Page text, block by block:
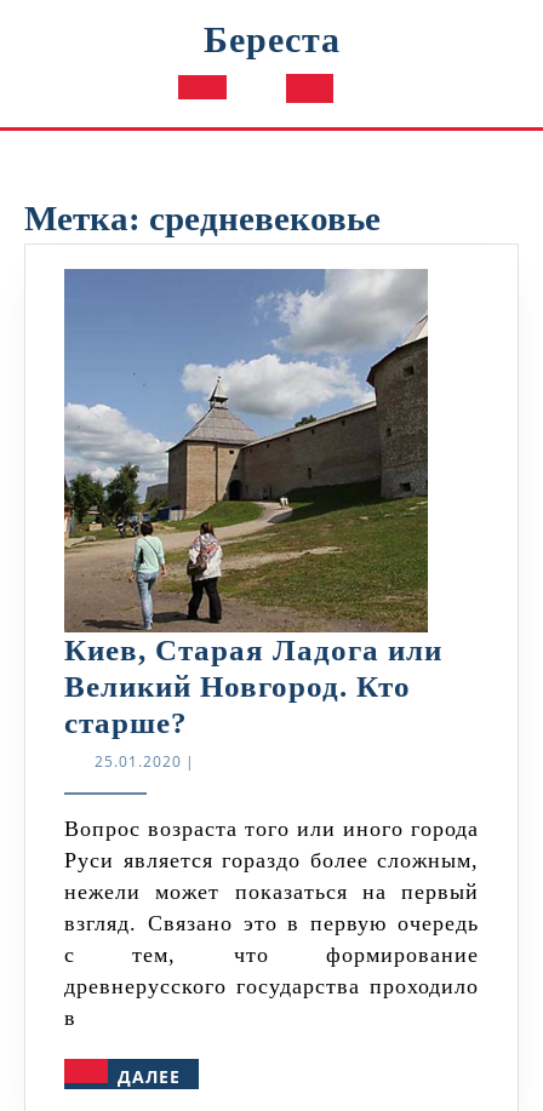
Береста
Кнопка
Метка: средневековье
Киев, Старая Ладога или
Великий Новгород. Кто
старше?
Старая
или
Великий
Новгород.
Кто
старше?
25.01.2020 25.01.2020
|
Вопрос возраста того или иного города
Руси является гораздо более сложным,
нежели может показаться на первый
взгляд. Связано это в первую очередь
с тем, что формирование
древнерусского государства проходило
в
ДАЛЕЕ